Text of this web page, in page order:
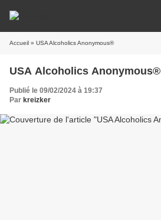
Accueil » USA Alcoholics Anonymous®
USA Alcoholics Anonymous®
Publié le 09/02/2024 à 19:37
Par kreizker